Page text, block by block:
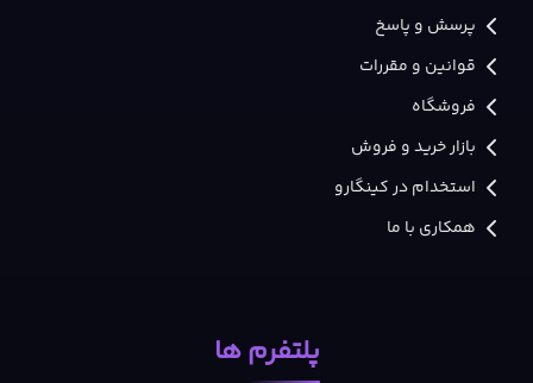
پرسش و پاسخ
قوانین و مقررات
فروشگاه
بازار خرید و فروش
استخدام در کینگارو
همکاری با ما
پلتفرم ها